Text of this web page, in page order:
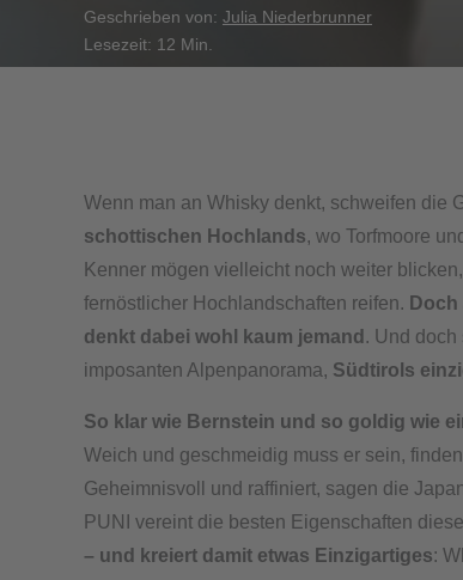
Geschrieben von: Julia Niederbrunner
Lesezeit: 12 Min.
Wenn man an Whisky denkt, schweifen die
schottischen Hochlands, wo Torfmoore
Kenner mögen vielleicht noch weiter
fernöstlicher Hochlandschaften reifen.
denkt dabei wohl kaum jemand . Und doch
imposanten Alpenpanorama, Südtirols
So klar wie Bernstein und so goldig wie
Weich und geschmeidig muss er sein,
Geheimnisvoll und raffiniert, sagen die
PUNI vereint die besten Eigenschaften
– und kreiert damit etwas Einzigartiges: